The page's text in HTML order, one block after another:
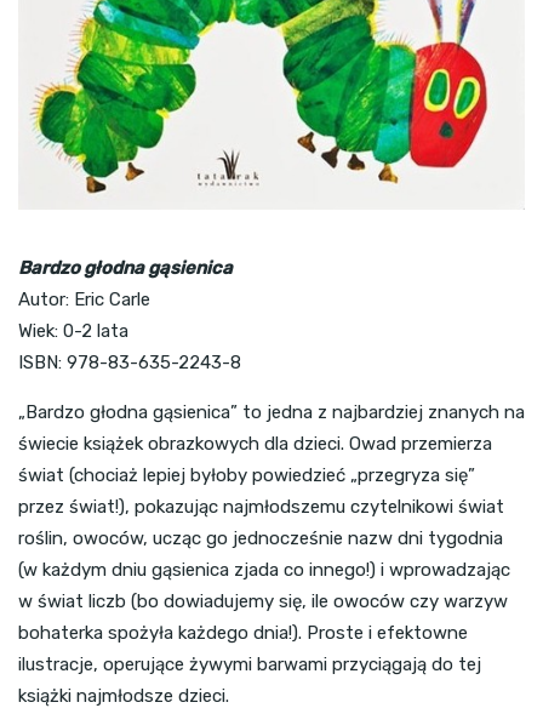
Bardzo głodna gąsienica
Autor: Eric Carle
Wiek: 0-2 lata
ISBN: 978-83-635-2243-8
„Bardzo głodna gąsienica” to jedna z najbardziej znanych na
świecie książek obrazkowych dla dzieci. Owad przemierza
świat (chociaż lepiej byłoby powiedzieć „przegryza się”
przez świat!), pokazując najmłodszemu czytelnikowi świat
roślin, owoców, ucząc go jednocześnie nazw dni tygodnia
(w każdym dniu gąsienica zjada co innego!) i wprowadzając
w świat liczb (bo dowiadujemy się, ile owoców czy warzyw
bohaterka spożyła każdego dnia!). Proste i efektowne
ilustracje, operujące żywymi barwami przyciągają do tej
książki najmłodsze dzieci.